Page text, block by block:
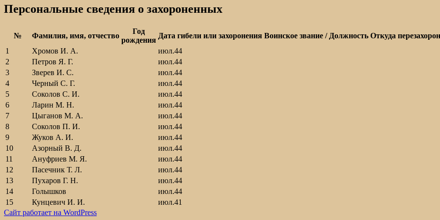
Персональные сведения о захороненных
№ Фамилия, имя, отчество
Год
рождения
Дата гибели или захоронения Воинское звание / Должность Откуда
1
Хромов И. А.
июл.44
2
Петров Я. Г.
июл.44
3
Зверев И. С.
июл.44
4
Черный С. Г.
июл.44
5
Соколов С. И.
июл.44
6
Ларин М. Н.
июл.44
7
Цыганов М. А.
июл.44
8
Соколов П. И.
июл.44
9
Жуков А. И.
июл.44
10
Азорный В. Д.
июл.44
11
Ануфриев М. Я.
июл.44
12
Пасечник Т. Л.
июл.44
13
Пухаров Г. Н.
июл.44
14
Голышков
июл.44
15
Кунцевич И. И.
июл.41
Сайт работает на WordPress